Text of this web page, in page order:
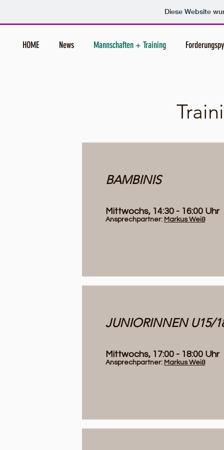
Diese Website
HOME News Mannschaften + Training
BAMBINIS
Mittwochs, 14:30 - 16:00 Uhr
Ansprechpartner: Markus Weiß
JUNIORINNEN U15/
Mittwochs, 17:00 - 18:00 Uhr
Ansprechpartner: Markus Weiß